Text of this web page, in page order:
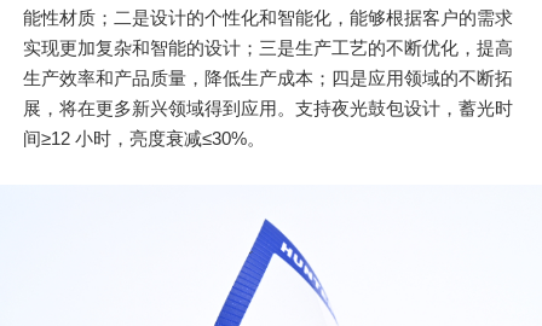
能性材质；二是设计的个性化和智能化，能够根据客户的需求
实现更加复杂和智能的设计；三是生产工艺的不断优化，提高
生产效率和产品质量，降低生产成本；四是应用领域的不断拓
展，将在更多新兴领域得到应用。支持夜光鼓包设计，蓄光时
间≥12 小时，亮度衰减≤30%。